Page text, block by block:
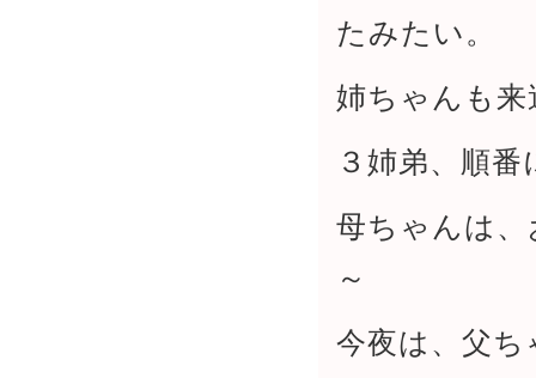
たみたい。
姉ちゃんも
３姉弟、順
母ちゃんは
～
今夜は、父